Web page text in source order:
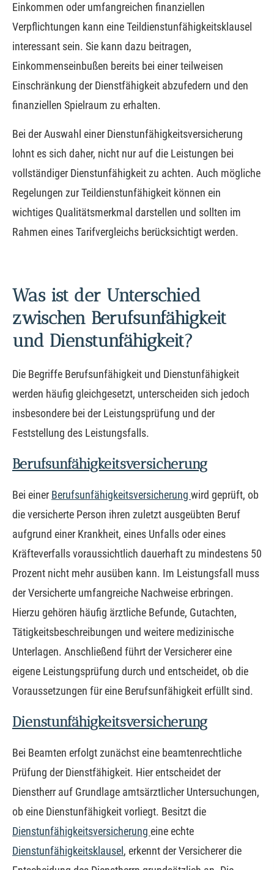
Einkommen oder umfangreichen finanziellen
Verpflichtungen kann eine Teildienstunfähigkeitsklausel
interessant sein. Sie kann dazu beitragen,
Einkommenseinbußen bereits bei einer teilweisen
Einschränkung der Dienstfähigkeit abzufedern und den
finanziellen Spielraum zu erhalten.
Bei der Auswahl einer Dienstunfähigkeitsversicherung
lohnt es sich daher, nicht nur auf die Leistungen bei
vollständiger Dienstunfähigkeit zu achten. Auch mögliche
Regelungen zur Teildienstunfähigkeit können ein
wichtiges Qualitätsmerkmal darstellen und sollten im
Rahmen eines Tarifvergleichs berücksichtigt werden.
Was ist der Unterschied
zwischen Berufs­unfähig­keit
und Dienstunfähigkeit?
Die Begriffe Berufs­unfähig­keit und Dienstunfähigkeit
werden häufig gleichgesetzt, unterscheiden sich jedoch
insbesondere bei der Leistungsprüfung und der
Feststellung des Leistungsfalls.
Berufs­unfähig­keitsversicherung
Bei einer Berufs­unfähig­keitsversicherung wird geprüft, ob
die versicherte Person ihren zuletzt ausgeübten Beruf
aufgrund einer Krankheit, eines Unfalls oder eines
Kräfteverfalls voraussichtlich dauerhaft zu mindestens 50
Prozent nicht mehr ausüben kann. Im Leistungsfall muss
der Versicherte umfangreiche Nachweise erbringen.
Hierzu gehören häufig ärztliche Befunde, Gutachten,
Tätigkeitsbeschreibungen und weitere medizinische
Unterlagen. Anschließend führt der Versicherer eine
eigene Leistungsprüfung durch und entscheidet, ob die
Voraussetzungen für eine Berufs­unfähig­keit erfüllt sind.
Dienstunfähigkeitsversicherung
Bei Beamten erfolgt zunächst eine beamtenrechtliche
Prüfung der Dienstfähigkeit. Hier entscheidet der
Dienstherr auf Grundlage amtsärztlicher Untersuchungen,
ob eine Dienstunfähigkeit vorliegt. Besitzt die
Dienstunfähigkeitsversicherung eine echte
Dienstunfähigkeitsklausel , erkennt der Versicherer die